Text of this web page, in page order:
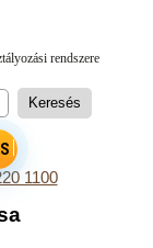
1100